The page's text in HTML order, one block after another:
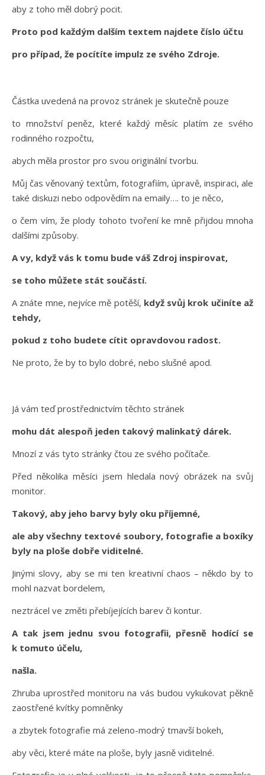
aby z toho měl dobrý pocit.
Proto pod každým dalším textem najdete číslo účtu
pro případ, že pocítíte impulz ze svého Zdroje.
Částka uvedená na provoz stránek je skutečně pouze
to množství peněz, které každý měsíc platím ze svého
rodinného rozpočtu,
abych měla prostor pro svou originální tvorbu.
Můj čas věnovaný textům, fotografiím, úpravě, inspiraci, ale
také diskuzi nebo odpovědím na emaily…. to je něco,
o čem vím, že plody tohoto tvoření ke mně přijdou mnoha
dalšími způsoby.
A vy, když vás k tomu bude váš Zdroj inspirovat,
se toho můžete stát součástí.
A znáte mne, nejvíce mě potěší, když svůj krok učiníte až
tehdy,
pokud z toho budete cítit opravdovou radost.
Ne proto, že by to bylo dobré, nebo slušné apod.
Já vám teď prostřednictvím těchto stránek
mohu dát alespoň jeden takový malinkatý dárek.
Mnozí z vás tyto stránky čtou ze svého počítače.
Před několika měsíci jsem hledala nový obrázek na svůj
monitor.
Takový, aby jeho barvy byly oku příjemné,
ale aby všechny textové soubory, fotografie a boxíky
byly na ploše dobře viditelné.
Jinými slovy, aby se mi ten kreativní chaos – někdo by to
mohl nazvat bordelem,
neztrácel ve změti přebíjejících barev či kontur.
A tak jsem jednu svou fotografii, přesně hodící se
k tomuto účelu,
našla.
Zhruba uprostřed monitoru na vás budou vykukovat pěkně
zaostřené kvítky pomněnky
a zbytek fotografie má zeleno-modrý tmavší bokeh,
aby věci, které máte na ploše, byly jasně viditelné.